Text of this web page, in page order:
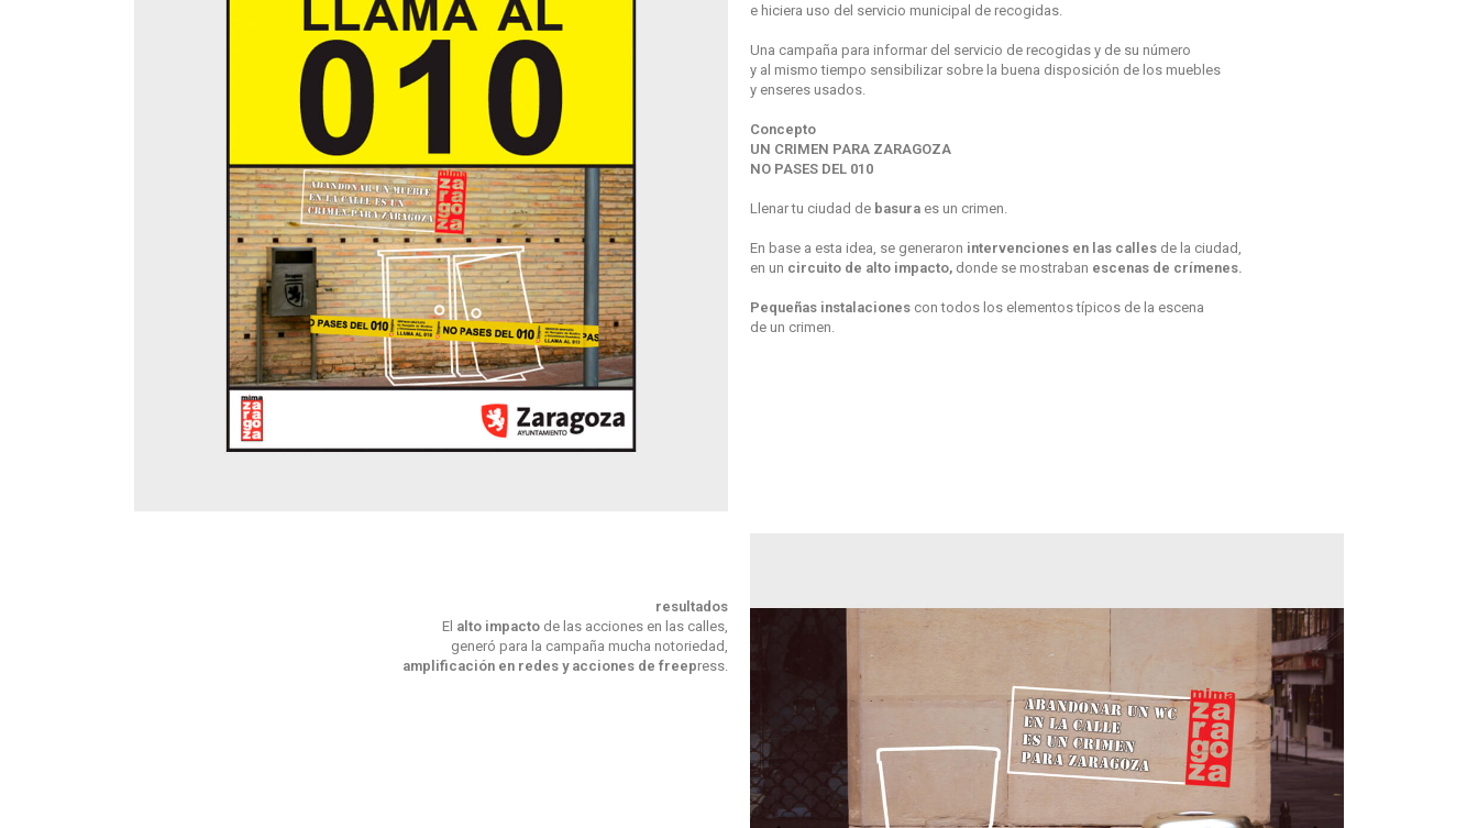
e hiciera uso del servicio municipal de recogidas.
Una campaña para informar del servicio de recogidas y de su número
y al mismo tiempo sensibilizar sobre la buena disposición de los muebles
y enseres usados.
Concepto
UN CRIMEN PARA ZARAGOZA
NO PASES DEL 010
Llenar tu ciudad de basura es un crimen.
En base a esta idea, se generaron intervenciones en las calles de la ciudad,
en un circuito de alto impacto, donde se mostraban escenas de crímenes.
Pequeñas instalaciones con todos los elementos típicos de la escena
de un crimen.
resultados
El alto impacto de las acciones en las calles,
generó para la campaña mucha notoriedad,
amplificación en redes y acciones de freepress.